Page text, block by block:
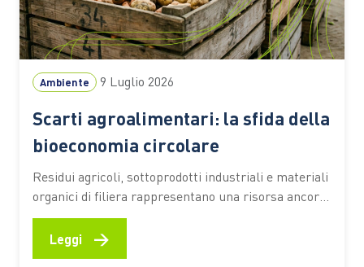
Ambiente 9 Luglio 2026
Scarti agroalimentari: la sfida della
bioeconomia circolare
Residui agricoli, sottoprodotti industriali e materiali
organici di filiera rappresentano una risorsa ancora
sottoutilizzata. Secondo una stima dell’Università
Cattolica, circa il 70% resta fuori da percorsi di
Leggi →